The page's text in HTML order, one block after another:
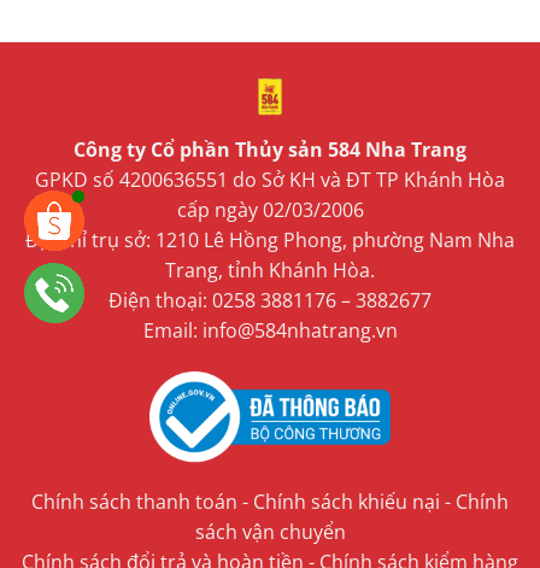
Công ty Cổ phần Thủy sản 584 Nha Trang
GPKD số 4200636551 do Sở KH và ĐT TP Khánh Hòa
cấp ngày 02/03/2006
Địa chỉ trụ sở: 1210 Lê Hồng Phong, phường Nam Nha
Trang, tỉnh Khánh Hòa.
Điện thoại: 0258 3881176 – 3882677
Email: info@584nhatrang.vn
Chính sách thanh toán - Chính sách khiếu nại - Chính
sách vận chuyển
Chính sách đổi trả và hoàn tiền - Chính sách kiểm hàng